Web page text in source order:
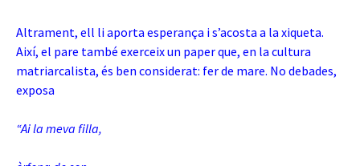
Altrament, ell li aporta esperança i s’acosta a la xiqueta.
Així, el pare també exerceix un paper que, en la cultura
matriarcalista, és ben considerat: fer de mare. No debades,
exposa
“Ai la meva filla,